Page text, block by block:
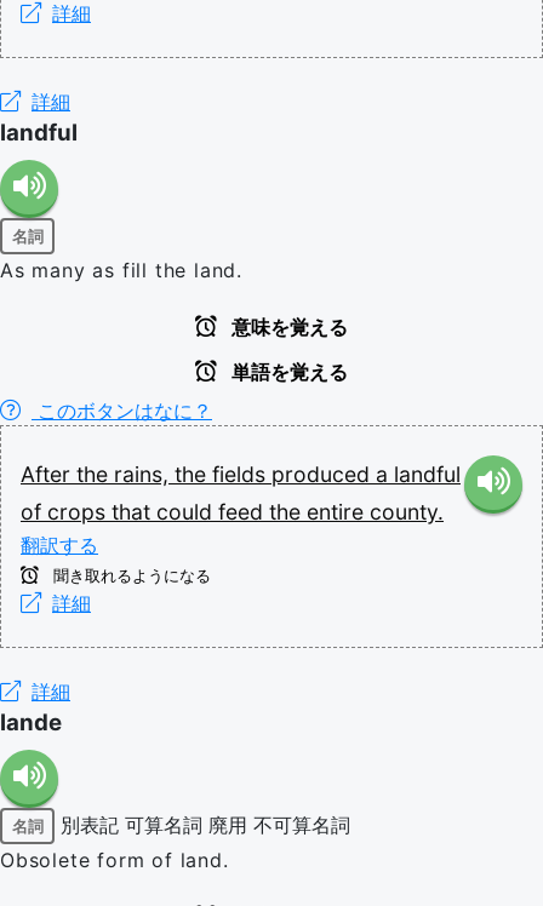
詳細
詳細
landful
名詞
As many as fill the land.
意味を覚える
単語を覚える
このボタンはなに？
After the rains, the fields produced a landful
of crops that could feed the entire county.
翻訳する
聞き取れるようになる
詳細
詳細
lande
名詞 別表記 可算名詞 廃用 不可算名詞
Obsolete form of land.